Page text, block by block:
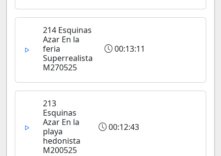
214 Esquinas
Azar En la
feria
Superrealista
M270525
00:13:11
213
Esquinas
Azar En la
playa
hedonista
M200525
00:12:43